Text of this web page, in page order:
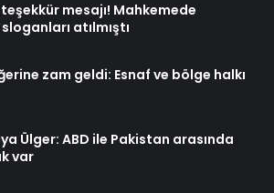
mesajı! Mahkemede
atılmıştı
zam geldi: Esnaf ve bölge halkı
Ülger: ABD ile Pakistan arasında
var